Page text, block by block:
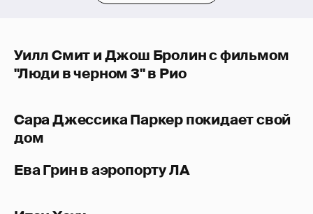
Уилл Смит и Джош Бролин с фильмом
"Люди в черном 3" в Рио
Сара Джессика Паркер покидает свой
дом
Ева Грин в аэропорту ЛА